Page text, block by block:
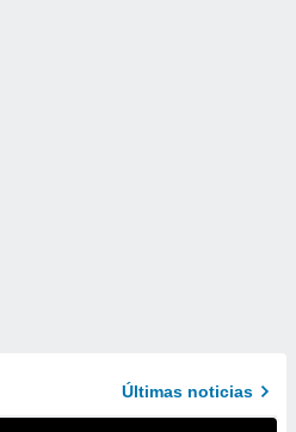
Últimas noticias